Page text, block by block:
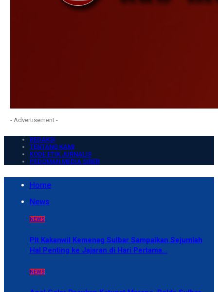
- Advertisement -
REDAKSI
TENTANG KAMI
KODE ETIK JURNALIS
PEDOMAN MEDIA SIBER
Home
News
NEWS
Plt Kakanwil Kemenag Sulbar Sampaikan Sejumlah
Hal Penting ke Jajaran di Hari Pertama…
NEWS